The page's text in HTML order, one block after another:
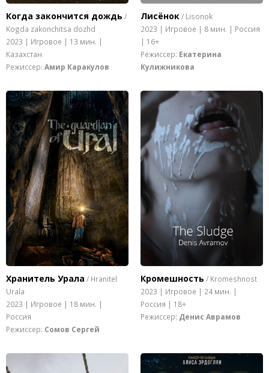
Когда закончится дождь /
Kogda zakonchitsa dozhd
2023 | Игровое | 13 мин. |
Казахстан
Режиссер: Амир Каракулов
Лисёнок/ Lisonok
2023 | Игровое | 8 мин. | Россия
| 16+
Режиссер: Екатерина
Кулижникова
Хранитель Урала / Hranitel
Urala
2023 | Игровое | 18 мин. |
Россия
Режиссер: Сомов Сергей
Кромешность / Kromeshnost
2023 | Игровое | 24 мин. |
Россия | 18+
Режиссер: Денис Аврамов